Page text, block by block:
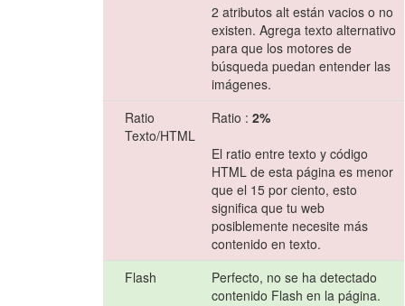
2 atributos alt están vacios o no
existen. Agrega texto alternativo
para que los motores de
búsqueda puedan entender las
imágenes.
Ratio
Texto/HTML
Ratio :2%
El ratio entre texto y código
HTML de esta página es menor
que el 15 por ciento, esto
significa que tu web
posiblemente necesite más
contenido en texto.
Flash
Perfecto, no se ha detectado
contenido Flash en la página.